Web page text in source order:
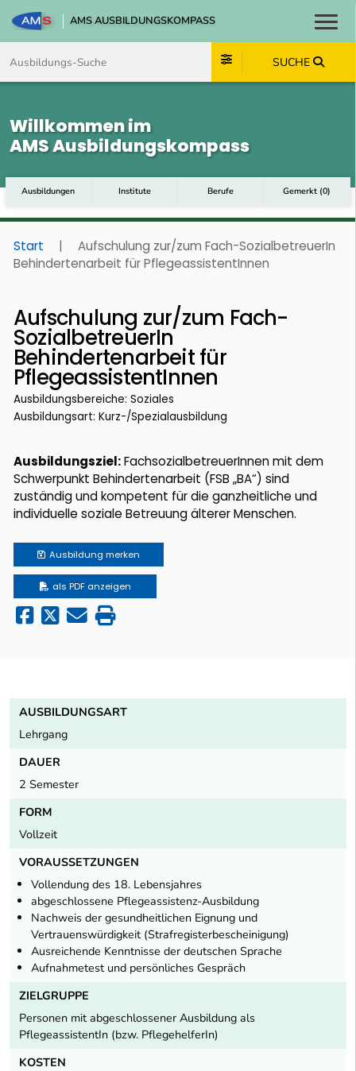
AMS AUSBILDUNGSKOMPASS
SUCHE
Willkommen im
AMS Ausbildungskompass
Ausbildungen Institute Berufe Gemerkt (0)
Start |
Aufschulung zur/zum Fach-SozialbetreuerIn
Behindertenarbeit für PflegeassistentInnen
Aufschulung zur/zum Fach-
SozialbetreuerIn
Behindertenarbeit für
PflegeassistentInnen
Ausbildungsbereiche: Soziales
Ausbildungsart: Kurz-/Spezialausbildung
Ausbildungsziel:FachsozialbetreuerInnen mit dem
Schwerpunkt Behindertenarbeit (FSB „BA“) sind
zuständig und kompetent für die ganzheitliche und
individuelle soziale Betreuung älterer Menschen.
Ausbildung merken
als PDF anzeigen
AUSBILDUNGSART
Lehrgang
DAUER
2 Semester
FORM
Vollzeit
VORAUSSETZUNGEN
Vollendung des 18. Lebensjahres
abgeschlossene Pflegeassistenz-Ausbildung
Nachweis der gesundheitlichen Eignung und
Vertrauenswürdigkeit (Strafregisterbescheinigung)
Ausreichende Kenntnisse der deutschen Sprache
Aufnahmetest und persönliches Gespräch
ZIELGRUPPE
Personen mit abgeschlossener Ausbildung als
PflegeassistentIn (bzw. PflegehelferIn)
KOSTEN